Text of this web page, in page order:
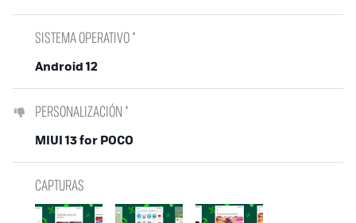
SISTEMA OPERATIVO *
Android 12
PERSONALIZACIÓN *
MIUI 13 for POCO
CAPTURAS